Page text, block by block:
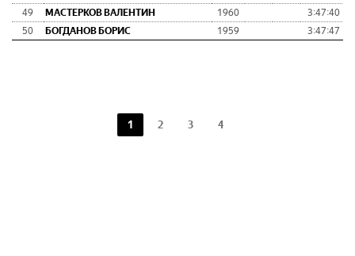
49
МАСТЕРКОВ ВАЛЕНТИН 1960 3:47:40
50
БОГДАНОВ БОРИС 1959 3:47:47
1 2 3 4